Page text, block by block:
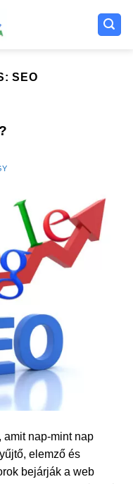
SEO
amit nap-mint nap
elemző és
bejárják a web